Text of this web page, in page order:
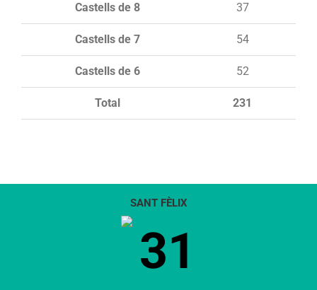
Total 231
Castells de 8 37
Castells de 7 54
Castells de 6 52
SANT FÈLIX
31